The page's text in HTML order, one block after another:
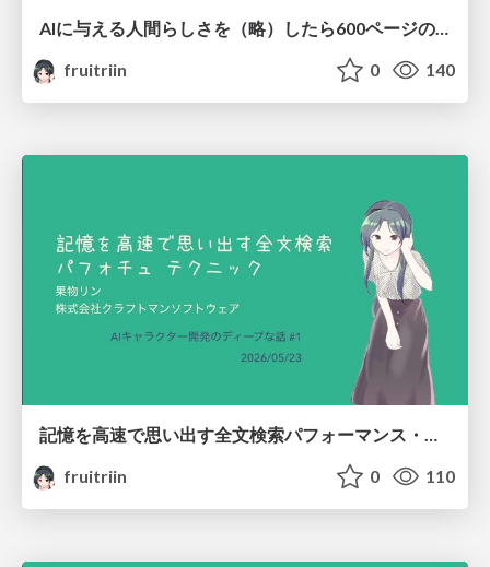
fruitriin
0 140
記憶を高速で思い出す全文検索パフォーマンス・チューニング テクニック/How to make your AI recall, quickly
fruitriin
0 110